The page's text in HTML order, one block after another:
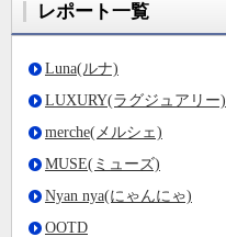
レポート一覧
Luna(ルナ)
LUXURY(ラグジュアリー)
merche(メルシェ)
MUSE(ミューズ)
Nyan nya(にゃんにゃ)
OOTD